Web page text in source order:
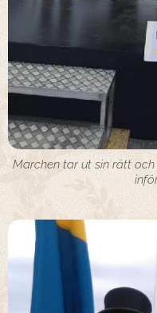
Marchen tar ut sin rätt